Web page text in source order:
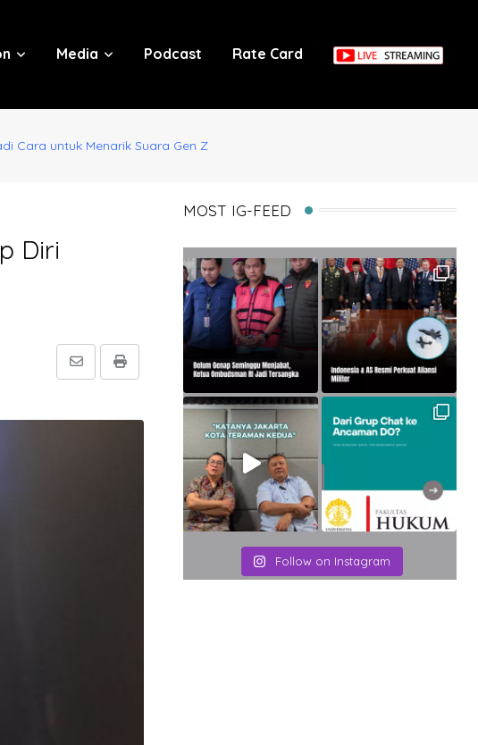
Media Podcast Rate Card
Cara untuk Menarik Suara Gen Z
Diri
Print
Share
MOST IG-FEED
Follow on Instagram